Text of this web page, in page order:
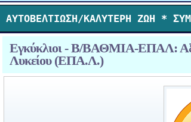
ΑΥΤΟΒΕΛΤΙΩΣΗ/ΚΑΛΥΤΕΡΗ ΖΩΗ *
Εγκύκλιοι - Β/ΒΑΘΜΙΑ-ΕΠΑΛ:
Λυκείου (ΕΠΑ.Λ.)